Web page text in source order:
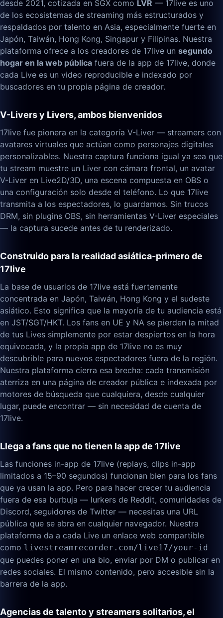
desde 2021, cotizada en SGX como LVR — 17live es uno
de los ecosistemas de streaming más estructurados y
respaldados por talento en Asia, especialmente fuerte en
Japón, Taiwán, Hong Kong, Singapur y Filipinas. Nuestra
plataforma ofrece a los creadores de 17live un segundo
hogar en la web pública fuera de la app de 17live, donde
cada Live es un video reproducible e indexado por
buscadores en tu propia página de creador.
V-Livers y Livers, ambos bienvenidos
17live fue pionera en la categoría V-Liver — streamers con
avatares virtuales que actúan como personajes digitales
personalizables. Nuestra captura funciona igual ya sea que
tu stream muestre un Liver con cámara frontal, un avatar
V-Liver en Live2D/3D, una escena compuesta en OBS o
una configuración solo desde el teléfono. Lo que 17live
transmita a los espectadores, lo guardamos. Sin trucos
DRM, sin plugins OBS, sin herramientas V-Liver especiales
— la captura sucede antes de tu renderizado.
Construido para la realidad asiática-primero de
17live
La base de usuarios de 17live está fuertemente
concentrada en Japón, Taiwán, Hong Kong y el sudeste
asiático. Esto significa que la mayoría de tu audiencia está
en JST/SGT/HKT. Los fans en UE y NA se pierden la mitad
de tus Lives simplemente por estar despiertos en la hora
equivocada, y la propia app de 17live no es muy
descubrible para nuevos espectadores fuera de la región.
Nuestra plataforma cierra esa brecha: cada transmisión
aterriza en una página de creador pública e indexada por
motores de búsqueda que cualquiera, desde cualquier
lugar, puede encontrar — sin necesidad de cuenta de
17live.
Llega a fans que no tienen la app de 17live
Las funciones in-app de 17live (replays, clips in-app
limitados a 15–90 segundos) funcionan bien para los fans
que ya usan la app. Pero para hacer crecer tu audiencia
fuera de esa burbuja — lurkers de Reddit, comunidades de
Discord, seguidores de Twitter — necesitas una URL
pública que se abra en cualquier navegador. Nuestra
plataforma da a cada Live un enlace web compartible
como livestreamrecorder.com/live17/your-id
que puedes poner en una bio, enviar por DM o publicar en
redes sociales. El mismo contenido, pero accesible sin la
barrera de la app.
Agencias de talento y streamers solitarios, el